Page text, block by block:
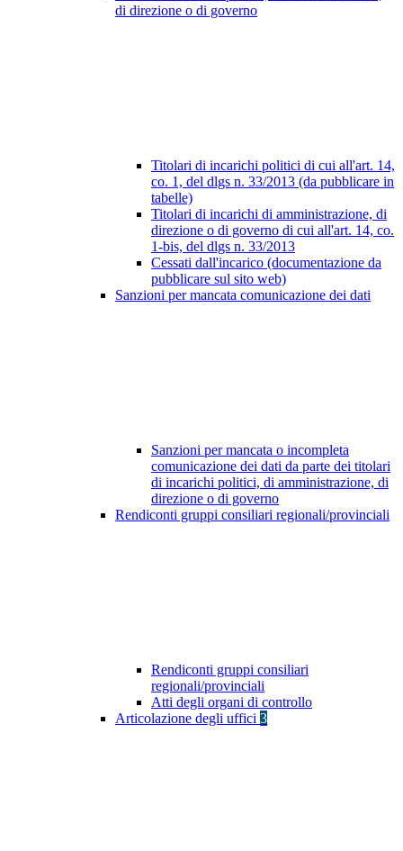
di direzione o di governo
Titolari di incarichi politici di cui all'art. 14,
co. 1, del dlgs n. 33/2013 (da pubblicare in
tabelle)
Titolari di incarichi di amministrazione, di
direzione o di governo di cui all'art. 14, co.
1-bis, del dlgs n. 33/2013
Cessati dall'incarico (documentazione da
pubblicare sul sito web)
Sanzioni per mancata comunicazione dei dati
Sanzioni per mancata o incompleta
comunicazione dei dati da parte dei titolari
di incarichi politici, di amministrazione, di
direzione o di governo
Rendiconti gruppi consiliari regionali/provinciali
Rendiconti gruppi consiliari
regionali/provinciali
Atti degli organi di controllo
Articolazione degli uffici 3